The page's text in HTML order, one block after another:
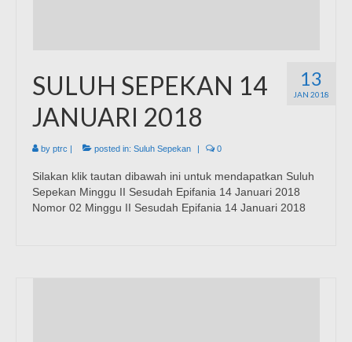
13
JAN 2018
SULUH SEPEKAN 14
JANUARI 2018
by ptrc | posted in: Suluh Sepekan | 0
Silakan klik tautan dibawah ini untuk mendapatkan Suluh
Sepekan Minggu II Sesudah Epifania 14 Januari 2018
Nomor 02 Minggu II Sesudah Epifania 14 Januari 2018